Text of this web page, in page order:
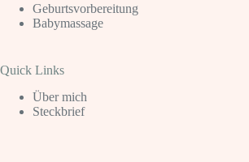
Geburtsvorbereitung
Babymassage
Quick Links
Über mich
Steckbrief